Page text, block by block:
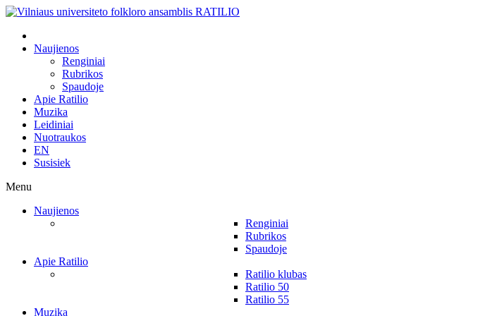
Naujienos
Renginiai
Rubrikos
Spaudoje
Apie Ratilio
Muzika
Leidiniai
Nuotraukos
EN
Susisiek
Menu
Naujienos
Renginiai
Rubrikos
Spaudoje
Apie Ratilio
Ratilio klubas
Ratilio 50
Ratilio 55
Muzika